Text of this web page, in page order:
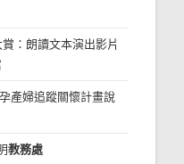
：朗讀文本演出影片
產婦追蹤關懷計畫說
教務處